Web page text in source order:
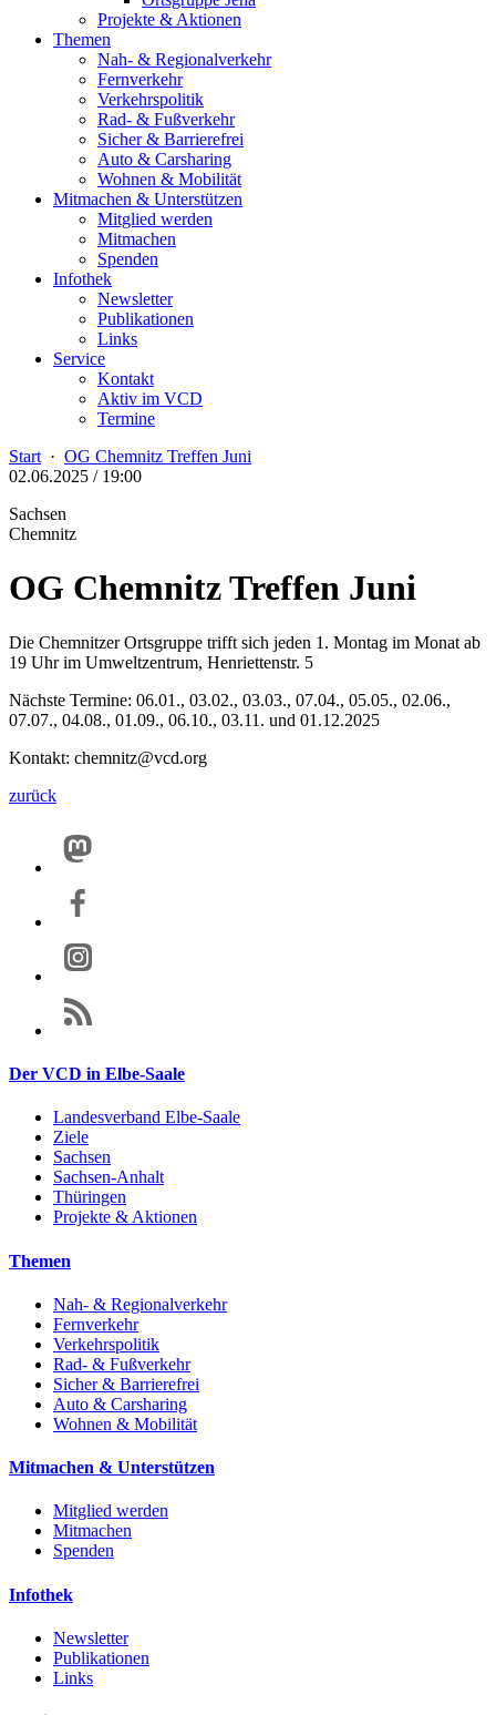
Projekte & Aktionen
Themen
Nah- & Regionalverkehr
Fernverkehr
Verkehrspolitik
Rad- & Fußverkehr
Sicher & Barrierefrei
Auto & Carsharing
Wohnen & Mobilität
Mitmachen & Unterstützen
Mitglied werden
Mitmachen
Spenden
Infothek
Newsletter
Publikationen
Links
Service
Kontakt
Aktiv im VCD
Termine
Start · OG Chemnitz Treffen Juni
02.06.2025 / 19:00
Sachsen
Chemnitz
OG Chemnitz Treffen Juni
Die Chemnitzer Ortsgruppe trifft sich jeden 1. Montag im Monat ab
19 Uhr im Umweltzentrum, Henriettenstr. 5
Nächste Termine: 06.01., 03.02., 03.03., 07.04., 05.05., 02.06.,
07.07., 04.08., 01.09., 06.10., 03.11. und 01.12.2025
Kontakt: chemnitz@vcd.org
zurück
Der VCD in Elbe-Saale
Landesverband Elbe-Saale
Ziele
Sachsen
Sachsen-Anhalt
Thüringen
Projekte & Aktionen
Themen
Nah- & Regionalverkehr
Fernverkehr
Verkehrspolitik
Rad- & Fußverkehr
Sicher & Barrierefrei
Auto & Carsharing
Wohnen & Mobilität
Mitmachen & Unterstützen
Mitglied werden
Mitmachen
Spenden
Infothek
Newsletter
Publikationen
Links